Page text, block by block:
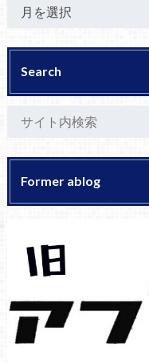
Search
Former ablog